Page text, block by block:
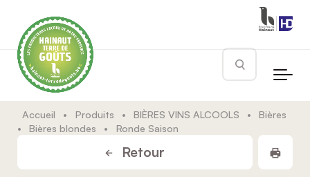
Rechercher
Accueil • Produits • BIÈRES VINS ALCOOLS •
Bières
•
Bières blondes • Ronde Saison
Retour